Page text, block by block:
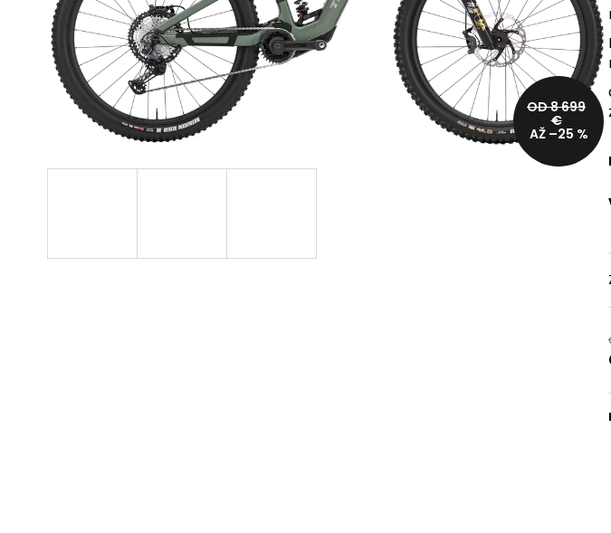
OD 8 699
€
AŽ –25 %
PREDNÝ BLATNÍK TREK
ENDURO
9,99 €
DÁMSKY CYKLISTICKÝ
NÁTELNÍK TREK CIRCUIT
47,99 €
Pôvodne:59,99 €